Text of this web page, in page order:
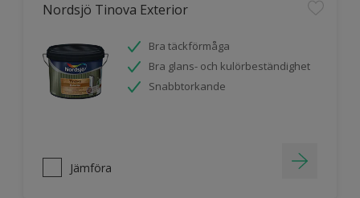
Nordsjö Tinova Exterior
Bra täckförmåga
Bra glans- och kulörbeständighet
Snabbtorkande
Jämföra